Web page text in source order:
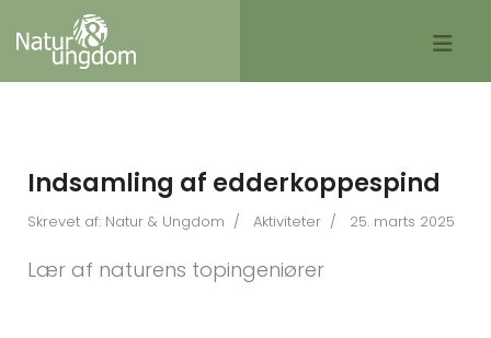
Indsamling af edderkoppespind
Skrevet af: Natur & Ungdom Aktiviteter 25. marts 2025
Lær af naturens topingeniører